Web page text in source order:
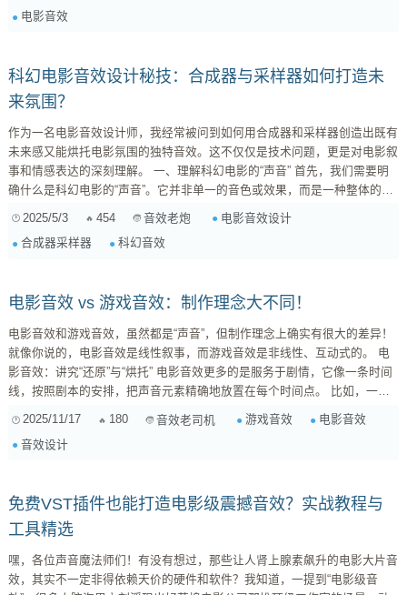
个声音，都服务于叙事和情感表达。例如，在恐怖片中，为了增加紧张感，
电影音效
科幻电影音效设计秘技：合成器与采样器如何打造未
来氛围？
作为一名电影音效设计师，我经常被问到如何用合成器和采样器创造出既有
未来感又能烘托电影氛围的独特音效。这不仅仅是技术问题，更是对电影叙
事和情感表达的深刻理解。 一、理解科幻电影的“声音” 首先，我们需要明
确什么是科幻电影的“声音”。它并非单一的音色或效果，而是一种整体的听
《星际穿越》中，汉斯·季默利用管风琴和时钟声营造出一种宇宙的庄严和
时间的流逝感；在《银翼杀手2049》中，合成器的低沉嗡鸣和环境音效的
2025/5/3 454 音效老炮
电影音效设计
合成器采样器
科幻音效
电影音效 vs 游戏音效：制作理念大不同！
电影音效和游戏音效，虽然都是“声音”，但制作理念上确实有很大的差异！
就像你说的，电影音效是线性叙事，而游戏音效是非线性、互动式的。 电
影音效：讲究“还原”与“烘托” 电影音效更多的是服务于剧情，它像一条时间
线，按照剧本的安排，把声音元素精确地放置在每个时间点。 比如，一个
关门的音效，电影里可能只需要一个“砰”的一声，但这个“砰”要足够真实，
足够有力量，能烘托出人物的情绪或场景的氛围。 电影音效师就像一位“声
音的导演”，他们需要考虑如何用声音来引导观众的情绪，增强电影的感染
2025/11/17 180 音效老司机 游戏音效
电影音效
音效设计
免费VST插件也能打造电影级震撼音效？实战教程与
工具精选
嘿，各位声音魔法师们！有没有想过，那些让人肾上腺素飙升的电影大片音
效，其实不一定非得依赖天价的硬件和软件？我知道，一提到“电影级音